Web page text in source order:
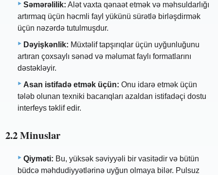
Səmərəlilik: Alət vaxta qənaət etmək və məhsuldarlığı
artırmaq üçün həcmli fayl yükünü sürətlə birləşdirmək
üçün nəzərdə tutulmuşdur.
Dəyişkənlik: Müxtəlif tapşırıqlar üçün uyğunluğunu
artıran çoxsaylı sənəd və məlumat faylı formatlarını
dəstəkləyir.
Asan istifadə etmək üçün: Onu idarə etmək üçün
tələb olunan texniki bacarıqları azaldan istifadəçi dostu
interfeys təklif edir.
2.2 Minuslar
Qiyməti: Bu, yüksək səviyyəli bir vasitədir və bütün
büdcə məhdudiyyətlərinə uyğun olmaya bilər. Pulsuz